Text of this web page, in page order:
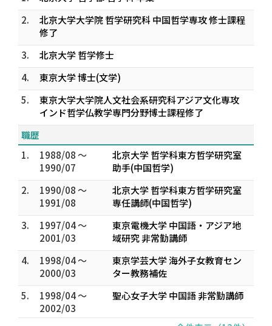
2.
北京大学大学院 哲学研究科 中国哲学専攻 修士課程
修了
3.
北京大学 哲学修士
4.
東京大学 博士(文学)
5.
東京大学大学院人文社会系研究科アジア文化専攻
インド哲学仏教学専門分野博士課程修了
職歴
1.
1988/08 ～
1990/07
北京大学 哲学科東方哲学研究室
助手(中国哲学)
2.
1990/08 ～
1991/08
北京大学 哲学科東方哲学研究室
専任講師(中国哲学)
3.
1997/04 ～
2001/03
東京電機大学 中国語・アジア地
域研究 非常勤講師
4.
1998/04 ～
2000/03
東京学芸大学 海外子女教育セン
ター教務補佐
5.
1998/04 ～
2002/03
聖心女子大学 中国語 非常勤講師